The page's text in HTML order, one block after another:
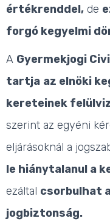
értékrenddel, de
forgó kegyelmi
A Gyermekjogi
tartja az elnöki
kereteinek
szerint az egyéni
eljárásoknál a
le hiánytalanul a
ezáltal csorbulhat
jogbiztonság.